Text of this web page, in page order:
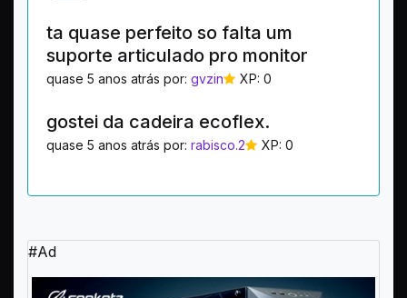
ta quase perfeito so falta um
suporte articulado pro monitor
quase 5 anos atrás por: gvzin XP: 0
gostei da cadeira ecoflex.
quase 5 anos atrás por: rabisco.2 XP: 0
#Ad